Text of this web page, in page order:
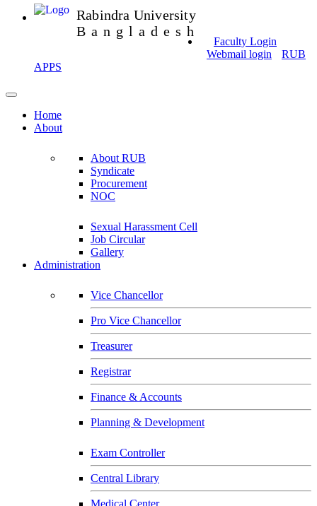
Rabindra University
Bangladesh
Faculty Login
Webmail login
RUB
APPS
Home
About
About RUB
Syndicate
Procurement
NOC
Sexual Harassment Cell
Job Circular
Gallery
Administration
Vice Chancellor
Pro Vice Chancellor
Treasurer
Registrar
Finance & Accounts
Planning & Development
Exam Controller
Central Library
Medical Center